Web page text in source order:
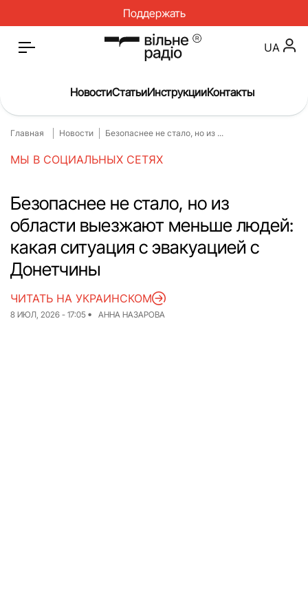
Поддержать
Главная
О нас
Инструкции
Спорт
Интервью
Досье
Репортаж
Блог
Спецпроекты
Архив проектов
UA
НовостиСтатьиИнструкцииКонтакты
Главная Новости Безопаснее не стало, но из ...
МЫ В СОЦИАЛЬНЫХ СЕТЯХ
Безопаснее не стало, но из
области выезжают меньше людей:
какая ситуация с эвакуацией с
Донетчины
8 ИЮЛ, 2026 - 17:05 АННА НАЗАРОВА
ЧИТАТЬ НА УКРАИНСКОМ